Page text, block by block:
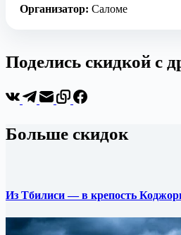
Организатор: Саломе
Поделись скидкой с
Больше скидок
Из Тбилиси — в крепость